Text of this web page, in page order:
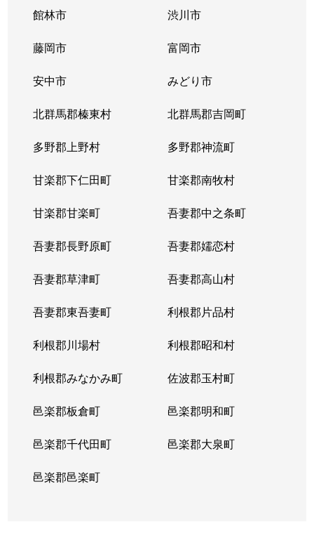
館林市 渋川市
藤岡市 富岡市
安中市 みどり市
北群馬郡榛東村 北群馬郡吉岡町
多野郡上野村 多野郡神流町
甘楽郡下仁田町 甘楽郡南牧村
甘楽郡甘楽町 吾妻郡中之条町
吾妻郡長野原町 吾妻郡嬬恋村
吾妻郡草津町 吾妻郡高山村
吾妻郡東吾妻町 利根郡片品村
利根郡川場村 利根郡昭和村
利根郡みなかみ町 佐波郡玉村町
邑楽郡板倉町 邑楽郡明和町
邑楽郡千代田町 邑楽郡大泉町
邑楽郡邑楽町